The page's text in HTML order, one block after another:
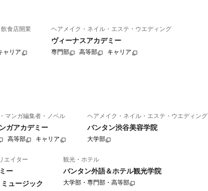
食店開業
ャリア
ヘアメイク・ネイル・エステ・ウエディング
ヴィーナスアカデミー
専門部 高等部 キャリア
マンガ編集者・ノベル
ガアカデミー
高等部 キャリア
ヘアメイク・ネイル・エステ・ウエディング
バンタン渋谷美容学院
大学部
エイター
ー
ュージック
観光・ホテル
バンタン外語＆ホテル観光学院
大学部・専門部・高等部